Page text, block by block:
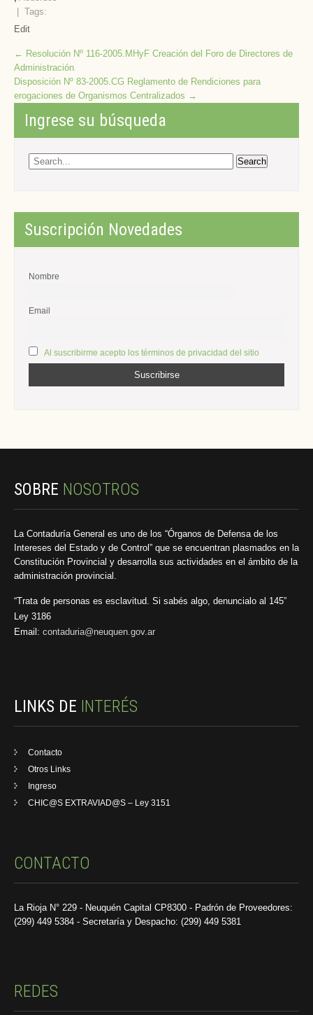
| Tags:
Edit
Post
navigation
← Resolución Nº 116-2005.MHyF Creación del Foro de Directores de
Administración
Disposición Nº 83-2005.CG Reglamento de Rendiciones para
erogaciones de Organismos Centralizados →
Ingrese su búsqueda
Suscripción Novedades
Nombre
Email
Al suscribirme acepto los términos de privacidad del sitio
SOBRE NOSOTROS
La Contaduría General es uno de los “Órganos de Defensa de los
Intereses del Estado y de Control” que se encuentran plasmados en la
Constitución Provincial y desarrolla sus actividades en el ámbito de la
administración provincial.
“Trata de personas es esclavitud. Si sabés algo, denuncialo al 145”
Ley 3186
Email: contaduria@neuquen.gov.ar
LINKS DE INTERÉS
Contacto
Otros Links
Ingreso
CHIC@S EXTRAVIAD@S – Ley 3151
CONTACTO
La Rioja N° 229 - Neuquén Capital CP8300 - Padrón de Proveedores:
(299) 449 5384 - Secretaría y Despacho: (299) 449 5381
REDES